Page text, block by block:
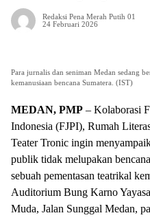
Redaksi Pena Merah Putih 01
24 Februari 2026
Para jurnalis dan seniman Medan sedang
kemanusiaan bencana Sumatera. (IST)
MEDAN, PMP – Kolaborasi
Indonesia (FJPI), Rumah
Teater Tronic ingin
publik tidak melupakan
sebuah pementasan teatrikal
Auditorium Bung Karno
Muda, Jalan Sunggal Medan,